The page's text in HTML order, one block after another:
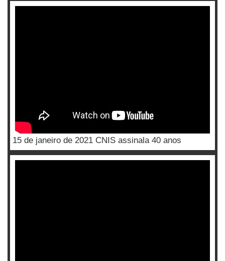
15 de janeiro de 2021 CNIS assinala 40 anos